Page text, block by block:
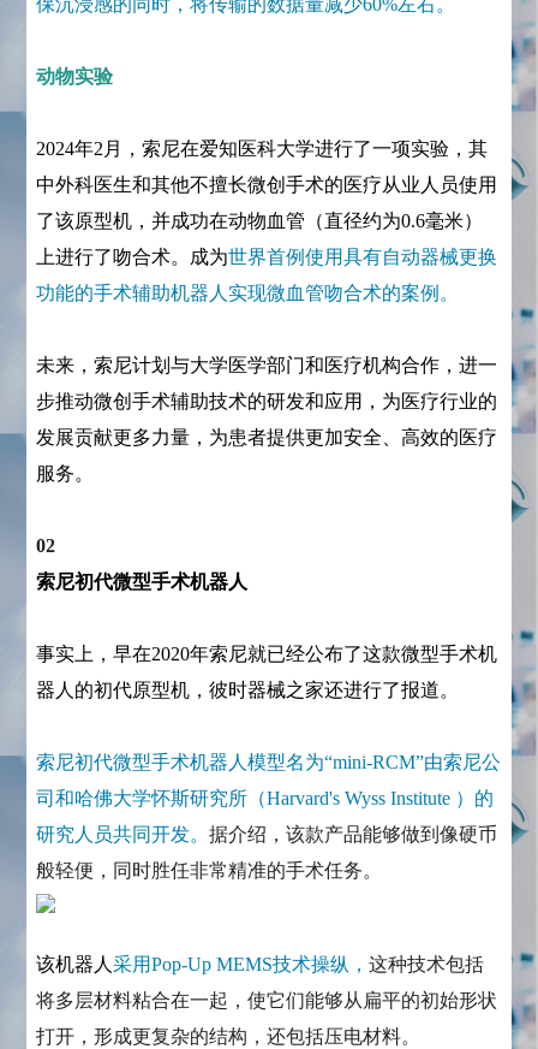
保沉浸感的同时，将传输的数据量减少60%左右。
动物实验
2024年2月，索尼在爱知医科大学进行了一项实验，其
中外科医生和其他不擅长微创手术的医疗从业人员使用
了该原型机，并成功在动物血管（直径约为0.6毫米）
上进行了吻合术。成为世界首例使用具有自动器械更换
功能的手术辅助机器人实现微血管吻合术的案例。
未来，索尼计划与大学医学部门和医疗机构合作，进一
步推动微创手术辅助技术的研发和应用，为医疗行业的
发展贡献更多力量，为患者提供更加安全、高效的医疗
服务。
02
索尼初代微型手术机器人
事实上，早在2020年索尼就已经公布了这款微型手术机
器人的初代原型机，彼时器械之家还进行了报道。
索尼初代微型手术机器人模型名为“mini-RCM”由索尼公
司和哈佛大学怀斯研究所（Harvard's Wyss Institute ）的
研究人员共同开发。据介绍，该款产品能够做到像硬币
般轻便，同时胜任非常精准的手术任务。
该机器人采用Pop-Up MEMS技术操纵，这种技术包括
将多层材料粘合在一起，使它们能够从扁平的初始形状
打开，形成更复杂的结构，还包括压电材料。